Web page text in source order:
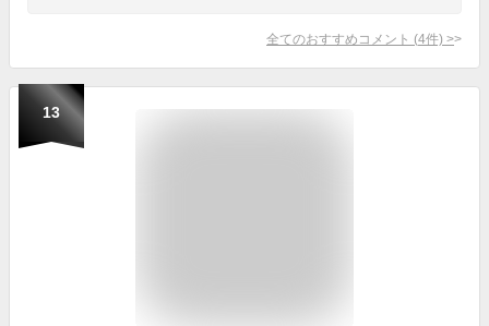
全てのおすすめコメント (4件) >
13